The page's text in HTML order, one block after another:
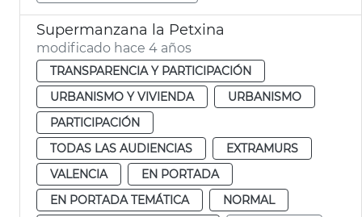
Supermanzana la Petxina
modificado hace 4 años
TRANSPARENCIA Y PARTICIPACIÓN
URBANISMO Y VIVIENDA
URBANISMO
PARTICIPACIÓN
TODAS LAS AUDIENCIAS
EXTRAMURS
VALENCIA
EN PORTADA
EN PORTADA TEMÁTICA
NORMAL